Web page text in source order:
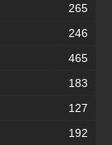
265
246
465
183
127
192